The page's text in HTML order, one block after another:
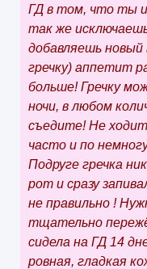
ГД в том, что ты
так же
добавляешь новый
гречку) аппетит
больше! Гречку
ночи, в любом
съедите! Не
часто и по
Подруге гречка
рот и сразу
не правильно !
тщательно
сидела на ГД 14
ровная, гладкая